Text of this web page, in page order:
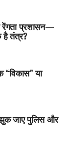
रेंगता प्रशासन—
तंत्र?
“विकास” या
जाए पुलिस और